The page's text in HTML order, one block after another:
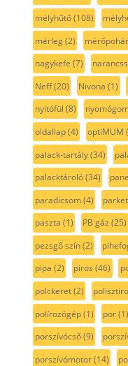
mélyhűtő(108)
mérleg(2) mérőpohár
nagykefe (7)
Neff(20) Nivona (1)
nyitófül (8)
oldallap(4) optiMUM
palack-tartály(34)
palacktároló(34)
paradicsom(4)
paszta (1) PB gáz (25)
pezsgő szín(2)
pipa (2) piros (46)
polckeret(2)
polírozógép(1) por(1)
porszívócső(9)
porszívómotor(14)